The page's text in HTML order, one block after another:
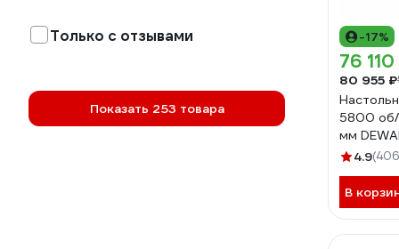
Только с отзывами
Показать 253 товара
-17%
76
80 955 ₽
5800 об/
мм
4.9
В